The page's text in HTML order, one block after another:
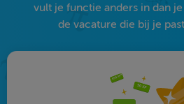
vult je functie anders in dan
de vacature die bij je